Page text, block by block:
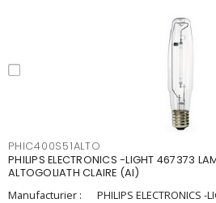
PHIC400S51ALTO
PHILIPS ELECTRONICS -LIGHT 467373
ALTOGOLIATH CLAIRE (AI)
Manufacturier :
PHILIPS ELECTRONICS -